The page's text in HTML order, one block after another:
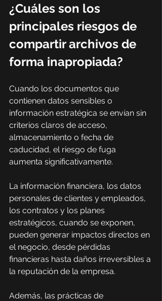
¿Cuáles son los
principales riesgos de
compartir archivos de
forma inapropiada?
Cuando los documentos que
contienen datos sensibles o
información estratégica se envían sin
criterios claros de acceso,
almacenamiento o fecha de
caducidad, el riesgo de fuga
aumenta significativamente.
La información financiera, los datos
personales de clientes y empleados,
los contratos y los planes
estratégicos, cuando se exponen,
pueden generar impactos directos en
el negocio, desde pérdidas
financieras hasta daños irreversibles a
la reputación de la empresa.
Además, las prácticas de